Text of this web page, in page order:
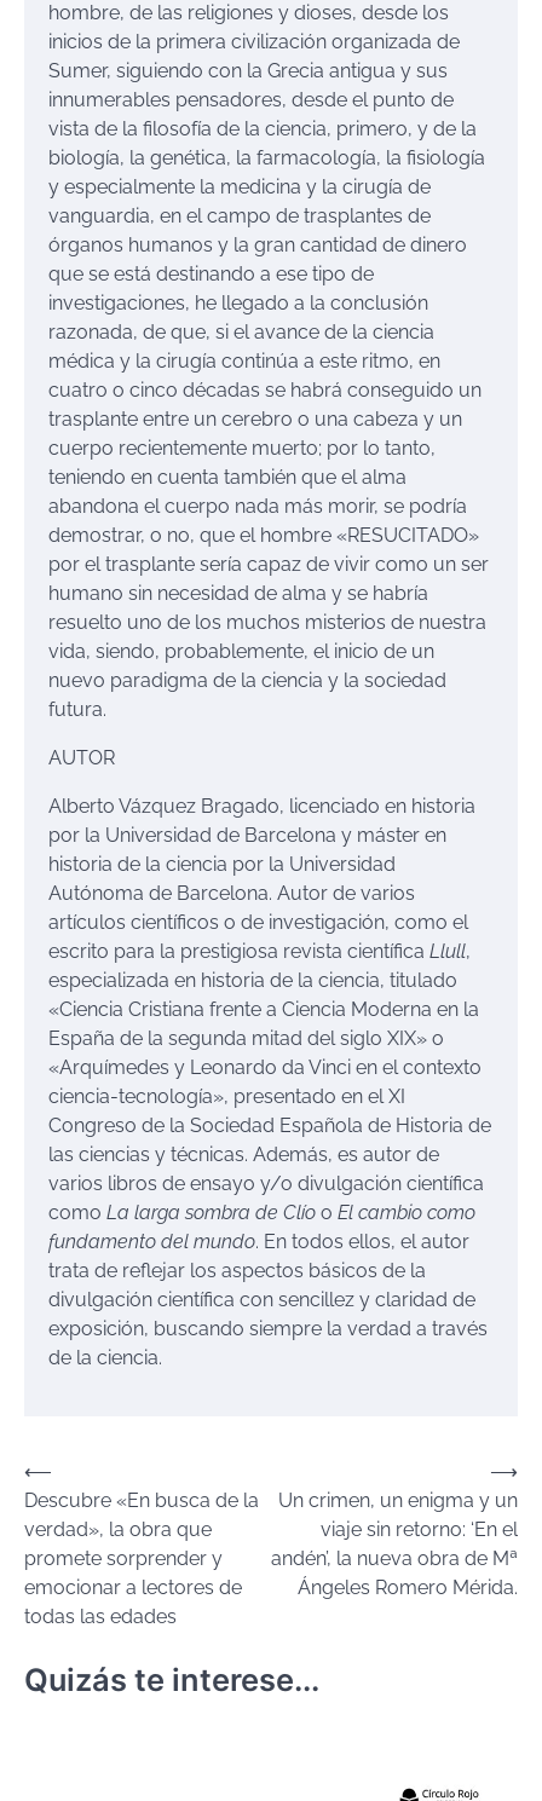
hombre, de las religiones y dioses, desde los
inicios de la primera civilización organizada de
Sumer, siguiendo con la Grecia antigua y sus
innumerables pensadores, desde el punto de
vista de la filosofía de la ciencia, primero, y de la
biología, la genética, la farmacología, la fisiología
y especialmente la medicina y la cirugía de
vanguardia, en el campo de trasplantes de
órganos humanos y la gran cantidad de dinero
que se está destinando a ese tipo de
investigaciones, he llegado a la conclusión
razonada, de que, si el avance de la ciencia
médica y la cirugía continúa a este ritmo, en
cuatro o cinco décadas se habrá conseguido un
trasplante entre un cerebro o una cabeza y un
cuerpo recientemente muerto; por lo tanto,
teniendo en cuenta también que el alma
abandona el cuerpo nada más morir, se podría
demostrar, o no, que el hombre «RESUCITADO»
por el trasplante sería capaz de vivir como un ser
humano sin necesidad de alma y se habría
resuelto uno de los muchos misterios de nuestra
vida, siendo, probablemente, el inicio de un
nuevo paradigma de la ciencia y la sociedad
futura.
AUTOR
Alberto Vázquez Bragado, licenciado en historia
por la Universidad de Barcelona y máster en
historia de la ciencia por la Universidad
Autónoma de Barcelona. Autor de varios
artículos científicos o de investigación, como el
escrito para la prestigiosa revista científica Llull,
especializada en historia de la ciencia, titulado
«Ciencia Cristiana frente a Ciencia Moderna en la
España de la segunda mitad del siglo XIX» o
«Arquímedes y Leonardo da Vinci en el contexto
ciencia-tecnología», presentado en el XI
Congreso de la Sociedad Española de Historia de
las ciencias y técnicas. Además, es autor de
varios libros de ensayo y/o divulgación científica
como La larga sombra de Clío o El cambio como
fundamento del mundo. En todos ellos, el autor
trata de reflejar los aspectos básicos de la
divulgación científica con sencillez y claridad de
exposición, buscando siempre la verdad a través
de la ciencia.
Navegación
de
entradas
⟵
Descubre «En busca de la
verdad», la obra que
promete sorprender y
emocionar a lectores de
todas las edades
Un crimen, un enigma y un
viaje sin retorno: ‘En el
andén’, la nueva obra de Mª
Ángeles Romero Mérida.
⟶
Quizás te interese...